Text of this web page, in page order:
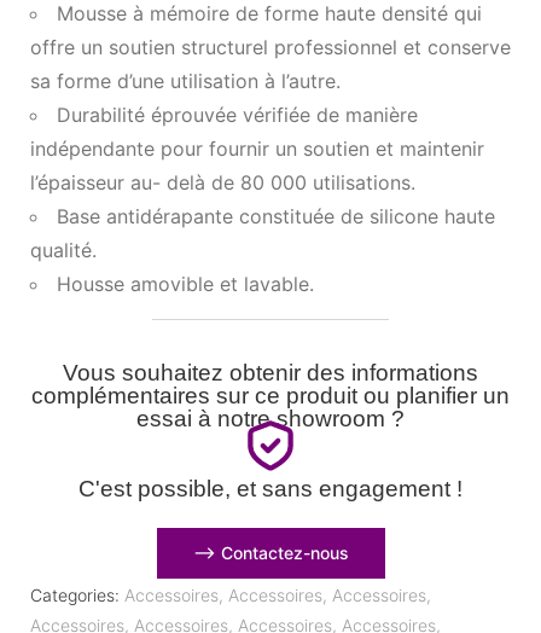
Mousse à mémoire de forme haute densité qui
offre un soutien structurel professionnel et conserve
sa forme d’une utilisation à l’autre.
Durabilité éprouvée vérifiée de manière
indépendante pour fournir un soutien et maintenir
l’épaisseur au- delà de 80 000 utilisations.
Base antidérapante constituée de silicone haute
qualité.
Housse amovible et lavable.
Vous souhaitez obtenir des informations
complémentaires sur ce produit ou planifier un
essai à notre showroom ?
C'est possible, et sans engagement !
⟶ Contactez-nous
Categories: Accessoires, Accessoires, Accessoires,
Accessoires, Accessoires, Accessoires, Accessoires,